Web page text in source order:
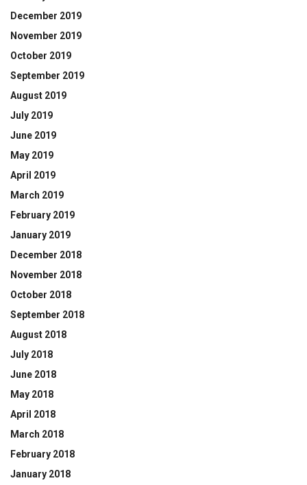
December 2019
November 2019
October 2019
September 2019
August 2019
July 2019
June 2019
May 2019
April 2019
March 2019
February 2019
January 2019
December 2018
November 2018
October 2018
September 2018
August 2018
July 2018
June 2018
May 2018
April 2018
March 2018
February 2018
January 2018